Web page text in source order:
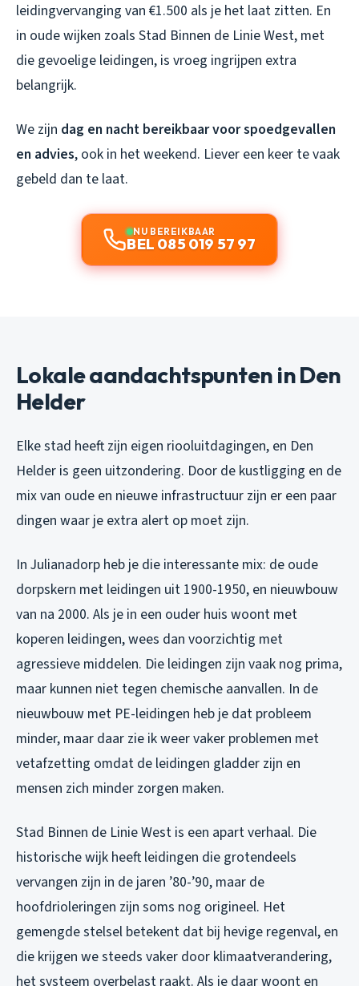
leidingvervanging van €1.500 als je het laat zitten. En
in oude wijken zoals Stad Binnen de Linie West, met
die gevoelige leidingen, is vroeg ingrijpen extra
belangrijk.
We zijn dag en nacht bereikbaar voor spoedgevallen
en advies, ook in het weekend. Liever een keer te vaak
gebeld dan te laat.
NU BEREIKBAAR
BEL 085 019 57 97
Lokale aandachtspunten in Den
Helder
Elke stad heeft zijn eigen riooluitdagingen, en Den
Helder is geen uitzondering. Door de kustligging en de
mix van oude en nieuwe infrastructuur zijn er een paar
dingen waar je extra alert op moet zijn.
In Julianadorp heb je die interessante mix: de oude
dorpskern met leidingen uit 1900-1950, en nieuwbouw
van na 2000. Als je in een ouder huis woont met
koperen leidingen, wees dan voorzichtig met
agressieve middelen. Die leidingen zijn vaak nog prima,
maar kunnen niet tegen chemische aanvallen. In de
nieuwbouw met PE-leidingen heb je dat probleem
minder, maar daar zie ik weer vaker problemen met
vetafzetting omdat de leidingen gladder zijn en
mensen zich minder zorgen maken.
Stad Binnen de Linie West is een apart verhaal. Die
historische wijk heeft leidingen die grotendeels
vervangen zijn in de jaren ’80-’90, maar de
hoofdrioleringen zijn soms nog origineel. Het
gemengde stelsel betekent dat bij hevige regenval, en
die krijgen we steeds vaker door klimaatverandering,
het systeem overbelast raakt. Als je daar woont en